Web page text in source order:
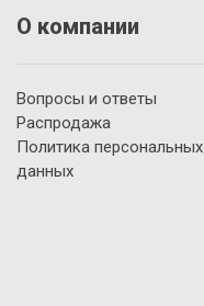
О компании
Вопросы и ответы
Распродажа
Политика персональных
данных